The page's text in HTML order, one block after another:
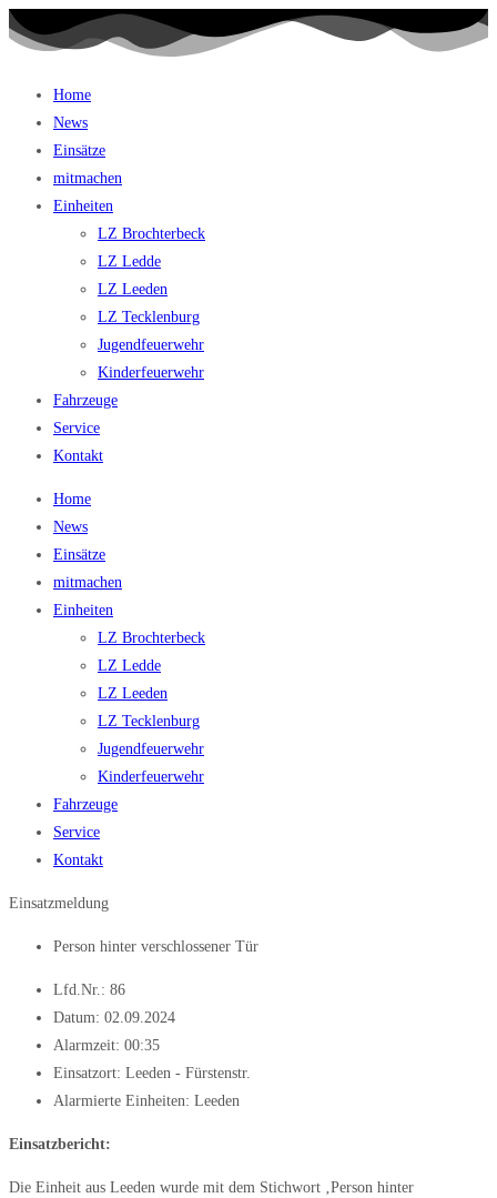
Home
News
Einsätze
mitmachen
Einheiten
LZ Brochterbeck
LZ Ledde
LZ Leeden
LZ Tecklenburg
Jugendfeuerwehr
Kinderfeuerwehr
Fahrzeuge
Service
Kontakt
Home
News
Einsätze
mitmachen
Einheiten
LZ Brochterbeck
LZ Ledde
LZ Leeden
LZ Tecklenburg
Jugendfeuerwehr
Kinderfeuerwehr
Fahrzeuge
Service
Kontakt
Einsatzmeldung
Person hinter verschlossener Tür
Lfd.Nr.: 86
Datum: 02.09.2024
Alarmzeit: 00:35
Einsatzort: Leeden - Fürstenstr.
Alarmierte Einheiten: Leeden
Einsatzbericht:
Die Einheit aus Leeden wurde mit dem Stichwort ‚Person hinter